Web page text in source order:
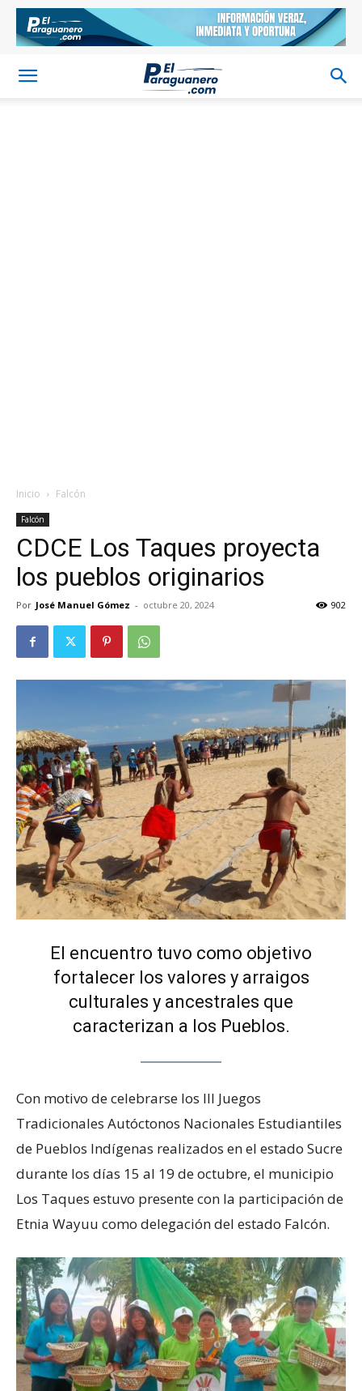
Inicio Falcón
Falcón
CDCE Los Taques proyecta
los pueblos originarios
Por José Manuel Gómez - octubre 20, 2024 902
El encuentro tuvo como objetivo
fortalecer los valores y arraigos
culturales y ancestrales que
caracterizan a los Pueblos.
Con motivo de celebrarse los III Juegos
Tradicionales Autóctonos Nacionales Estudiantiles
de Pueblos Indígenas realizados en el estado Sucre
durante los días 15 al 19 de octubre, el municipio
Los Taques estuvo presente con la participación de
Etnia Wayuu como delegación del estado Falcón.